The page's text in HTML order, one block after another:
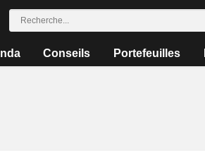
Conseils Portefeuilles